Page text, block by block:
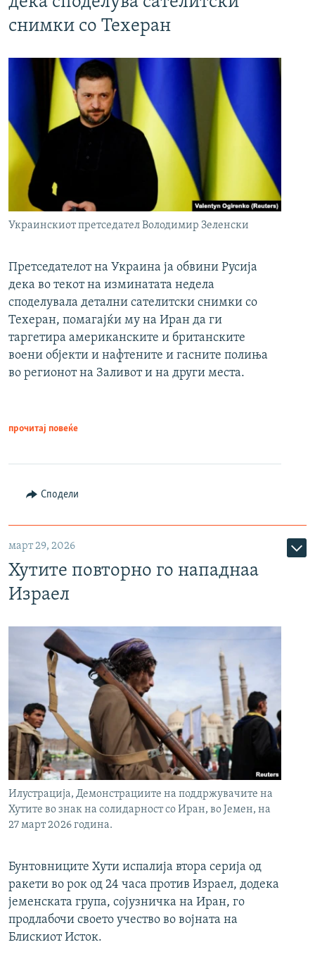
снимки со Техеран
Украинскиот претседател Володимир Зеленски
Претседателот на Украина ја обвини Русија
дека во текот на изминатата недела
споделувала детални сателитски снимки со
Техеран, помагајќи му на Иран да ги
таргетира американските и британските
воени објекти и нафтените и гасните полиња
во регионот на Заливот и на други места.
прочитај повеќе
Сподели
март 29, 2026
Хутите повторно го нападнаа
Израел
Илустрација, Демонстрациите на поддржувачите на
Хутите во знак на солидарност со Иран, во Јемен, на
27 март 2026 година.
Бунтовниците Хути испалија втора серија од
ракети во рок од 24 часа против Израел, додека
јеменската група, сојузничка на Иран, го
продлабочи своето учество во војната на
Блискиот Исток.